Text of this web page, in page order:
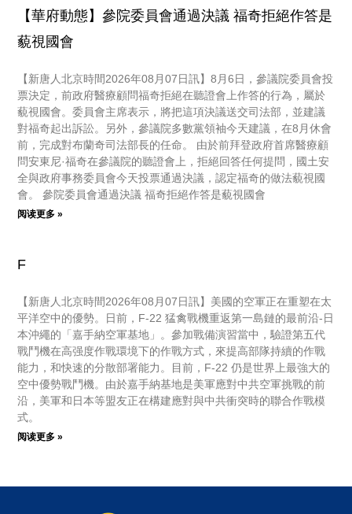
【華府動態】參院委員會通過決議 福奇拒絕作答是
藐視國會
【新唐人北京時間2026年08月07日訊】8月6日，參議院委員會投
票決定，前政府醫療顧問福奇拒絕在聽證會上作答的行為，屬於
藐視國會。委員會主席表示，將把這項決議送交司法部，並建議
對福奇起出訴訟。另外，參議院多數黨領袖今天建議，在8月休會
前，完成對布蘭奇司法部長的任命。 由於前拜登政府首席醫療顧
問安東尼·福奇在參議院的聽證會上，拒絕回答任何提問，國土安
全與政府事務委員會今天投票通過決議，認定福奇的做法藐視國
會。 參院委員會通過決議 福奇拒絕作答是藐視國會
阅读更多 »
F
【新唐人北京時間2026年08月07日訊】美國的空軍正在重塑在太
平洋空中的優勢。日前，F-22 猛禽戰機重返第一島鏈的最前沿-日
本沖繩的「嘉手納空軍基地」。參加戰備演習當中，驗證第五代
戰鬥機在高强度作戰環境下的作戰方式，來提高部隊持續的作戰
能力，和快速的分散部署能力。目前，F-22 仍是世界上最強大的
空中優勢戰鬥機。由於嘉手納基地是美軍應對中共空軍挑戰的前
沿，美軍和日本等盟友正在構建應對與中共衝突時的聯合作戰模
式。
阅读更多 »